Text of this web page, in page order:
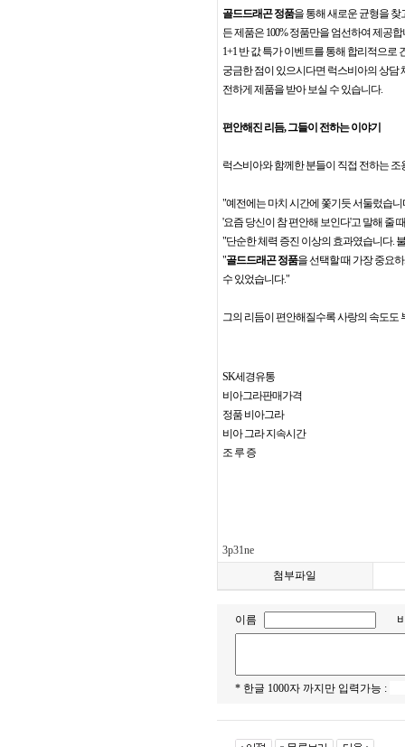
골드드래곤 정품을 통해 새로운 균형을
든 제품은 100% 정품만을 엄선하여 제공합
1+1 반 값 특가 이벤트를 통해 합리적으
궁금한 점이 있으시다면 럭스비아의 상담
전하게 제품을 받아 보실 수 있습니다.
편안해진 리듬, 그들이 전하는 이야기
럭스비아와 함께한 분들이 직접 전하는
"예전에는 마치 시간에 쫓기듯 서둘렀습
'요즘 당신이 참 편안해 보인다'고 말해 줄
"단순한 체력 증진 이상의 효과였습니다.
"골드드래곤 정품을 선택할 때 가장 중요
수 있었습니다."
그의 리듬이 편안해질수록 사랑의 속도도
SK세경유통
비아그라판매가격
정품 비아그라
비아 그라 지속시간
조 루 증
3p31ne
첨부파일
이름
* 한글 1000자 까지만 입력가능 :